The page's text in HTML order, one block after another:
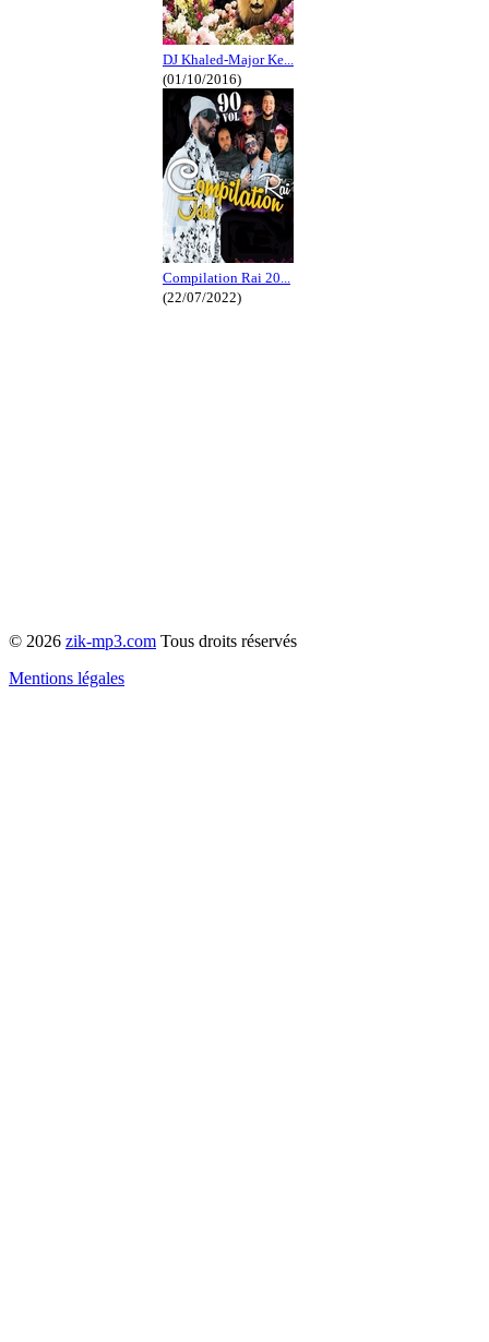
DJ Khaled-Major Ke...
(01/10/2016)
Compilation Rai 20...
(22/07/2022)
© 2026 zik-mp3.com Tous droits réservés
Mentions légales